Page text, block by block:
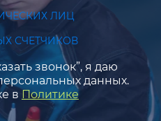
ЛИЦ
СЧЕТЧИКОВ
звонок”, я даю
данных.
в Политике